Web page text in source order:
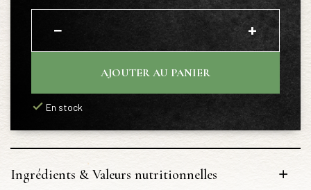
− +
AJOUTER AU PANIER
En stock
Ingrédients & Valeurs nutritionnelles